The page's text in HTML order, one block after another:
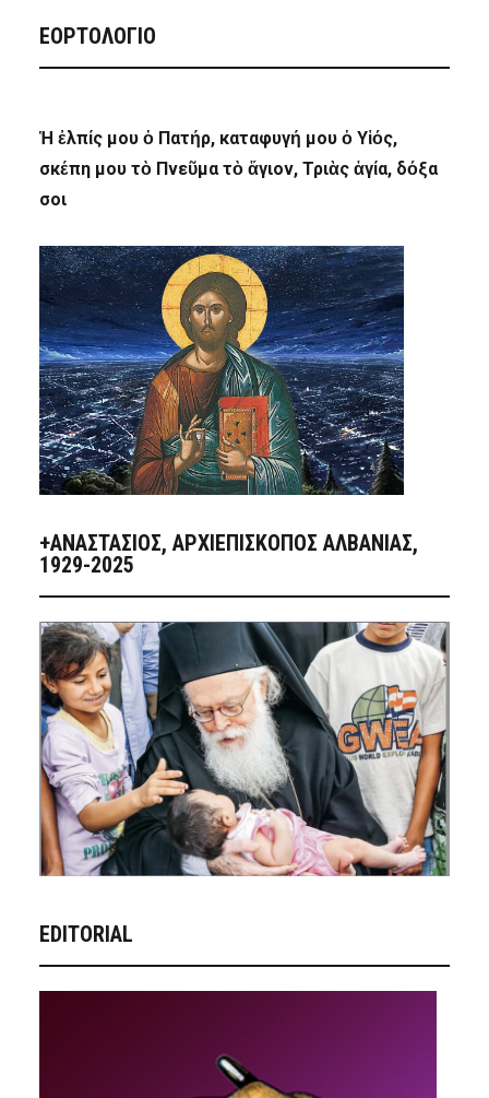
ΕΟΡΤΟΛΟΓΙΟ
Ἡ ἐλπίς μου ὁ Πατήρ, καταφυγή μου ὁ Υἱός,
σκέπη μου τὸ Πνεῦμα τὸ ἅγιον, Τριὰς ἁγία, δόξα
σοι
+ΑΝΑΣΤΆΣΙΟΣ, ΑΡΧΙΕΠΊΣΚΟΠΟΣ ΑΛΒΑΝΊΑΣ,
1929-2025
EDITORIAL